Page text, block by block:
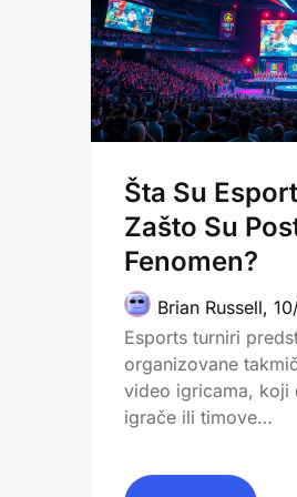
Šta Su
Zašto Su
Fenomen?
Brian Russell,
Esports turniri
organizovane
video igricama, koji
igrače ili timove…